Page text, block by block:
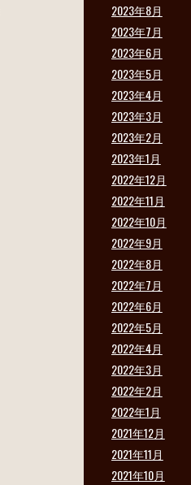
2023年8月
2023年7月
2023年6月
2023年5月
2023年4月
2023年3月
2023年2月
2023年1月
2022年12月
2022年11月
2022年10月
2022年9月
2022年8月
2022年7月
2022年6月
2022年5月
2022年4月
2022年3月
2022年2月
2022年1月
2021年12月
2021年11月
2021年10月